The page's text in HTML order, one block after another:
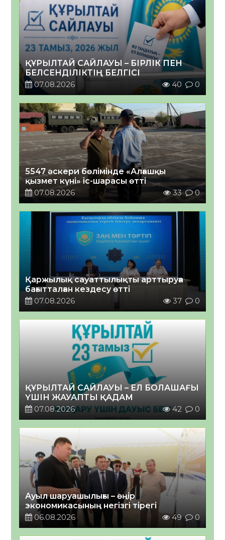
ҚҰРЫЛТАЙ САЙЛАУЫ – БІРЛІК ПЕН
БЕЛСЕНДІЛІКТІҢ БЕЛГІСІ
07.08.2026
40 0
5547 әскери бөлімінде «Алғашқы
қызмет күні» іс-шарасы өтті
07.08.2026
33 0
Қаржылық сауаттылықты арттыруға
бағытталған кездесу өтті
07.08.2026
37 0
ҚҰРЫЛТАЙ САЙЛАУЫ – ЕЛ БОЛАШАҒЫ
ҮШІН ЖАУАПТЫ ҚАДАМ
07.08.2026
42 0
Ауыл шаруашылығы – өңір
экономикасының негізгі тірегі
06.08.2026
49 0